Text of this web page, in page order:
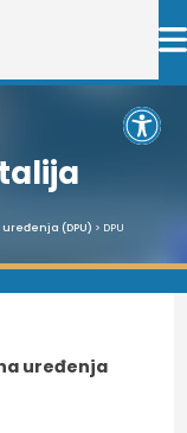
(DPU) > DPU
uređenja